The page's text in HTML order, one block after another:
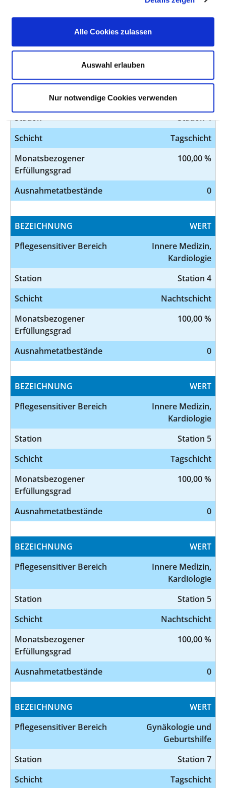
Alle Cookies zulassen
Auswahl erlauben
Nur notwendige Cookies verwenden
Ausnahmetatbestände
Pflegesensitiver Bereich
Innere Medizin,
Kardiologie
Station
Station 4
Schicht
Tagschicht
Monatsbezogener
Erfüllungsgrad
100,00 %
Ausnahmetatbestände 0
BEZEICHNUNG
WERT
Pflegesensitiver Bereich
Innere Medizin,
Kardiologie
Station
Station 4
Schicht
Nachtschicht
Monatsbezogener
Erfüllungsgrad
100,00 %
Ausnahmetatbestände 0
BEZEICHNUNG
WERT
Pflegesensitiver Bereich
Innere Medizin,
Kardiologie
Station
Station 5
Schicht
Tagschicht
Monatsbezogener
Erfüllungsgrad
100,00 %
Ausnahmetatbestände 0
BEZEICHNUNG
WERT
Pflegesensitiver Bereich
Innere Medizin,
Kardiologie
Station
Station 5
Schicht
Nachtschicht
Monatsbezogener
Erfüllungsgrad
100,00 %
Ausnahmetatbestände 0
BEZEICHNUNG
WERT
Pflegesensitiver Bereich
Gynäkologie und
Geburtshilfe
Station
Station 7
Schicht
Tagschicht